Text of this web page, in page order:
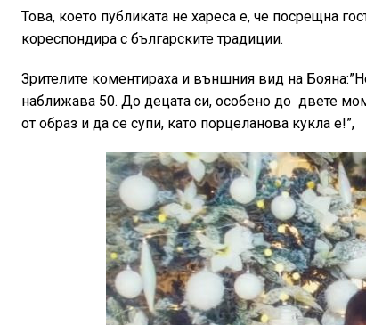
Това, което публиката не хареса е, че посрещна
кореспондира с българските традиции.
Зрителите коментираха и външния вид на
наближава 50. До децата си, особено до двете
от образ и да се супи, като порцеланова кукла е!”,